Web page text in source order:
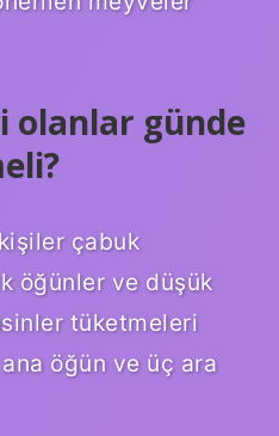
olanlar günde
çabuk
öğünler ve düşük
tüketmeleri
öğün ve üç ara